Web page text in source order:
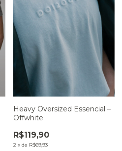
Heavy Oversized Essencial –
Offwhite
R$119,90
2 x de R$69,93